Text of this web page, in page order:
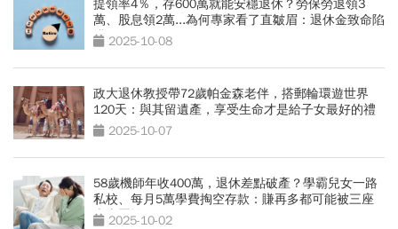
提領率4％，存600萬就能安穩退休？勞保勞退領3
萬、股息領2萬...為何專家看了直皺眉：退休金致命陷
阱 2025-10-08
政大退休教授帶72歲帕金森老伴，搭郵輪環遊世界
120天：與其留遺產，享受生命才是給子女最好的禮
物 2025-10-07
58歲機師年收400萬，退休差點破產？學霸兒女一路
私校、每月5萬學費掏空存款：賺再多都可能被三座
大山壓垮
2025-10-02